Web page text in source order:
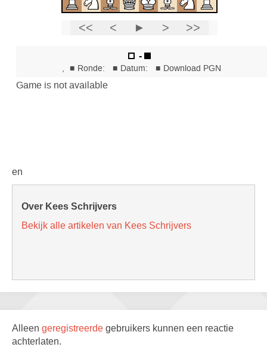
en
Over Kees Schrijvers
Bekijk alle artikelen van Kees Schrijvers
Alleen geregistreerde gebruikers kunnen een reactie
achterlaten.